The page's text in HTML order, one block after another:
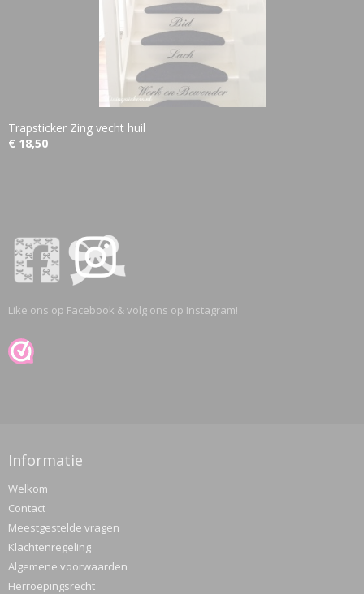
Trapsticker Zing vecht huil
€ 18,50
Like ons op Facebook & volg ons op Instagram!
Informatie
Welkom
Contact
Meestgestelde vragen
Klachtenregeling
Algemene voorwaarden
Herroepingsrecht